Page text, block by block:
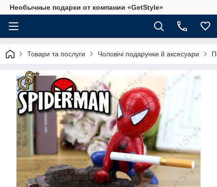
Необычные подарки от компании «GetStyle»
Товари та послуги Чоловічі подарунки й аксесуари